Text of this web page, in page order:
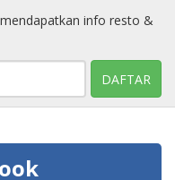
info resto &